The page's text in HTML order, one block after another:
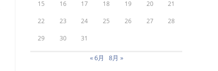
15 16 17 18 19 20 21
22 23 24 25 26 27 28
29 30 31
« 6月 8月 »